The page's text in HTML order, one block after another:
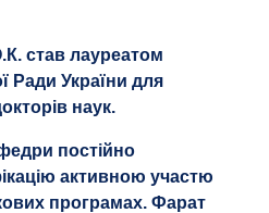
став лауреатом
Ради України для
наук.
постійно
активною участю
програмах. Фарат